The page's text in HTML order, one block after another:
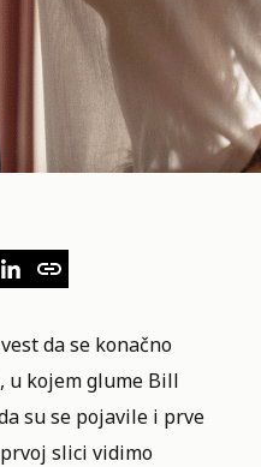
da se konačno
u kojem glume Bill
su se pojavile i prve
slici vidimo